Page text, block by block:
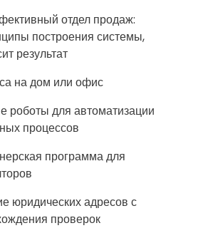
отдел продаж:
построения системы,
результат
на дом или офис
для автоматизации
процессов
программа для
юридических адресов с
проверок